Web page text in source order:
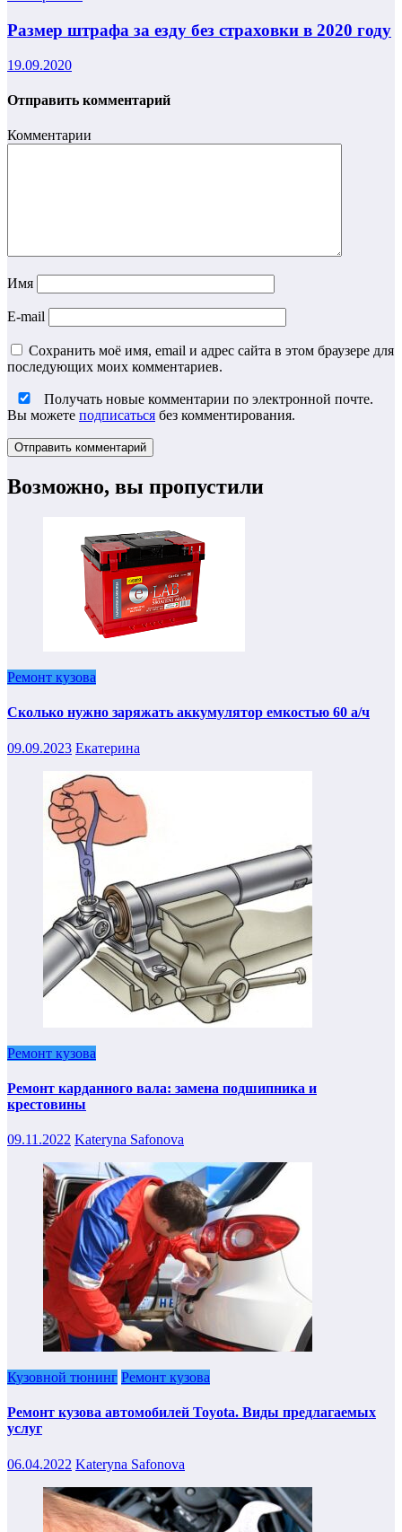
Размер штрафа за езду без страховки в 2020 году
19.09.2020
Отправить комментарий
Комментарии
Имя
E-mail
Сохранить моё имя, email и адрес сайта в этом браузере для
последующих моих комментариев.
Получать новые комментарии по электронной почте.
Вы можете подписаться без комментирования.
Возможно, вы пропустили
Ремонт кузова
Сколько нужно заряжать аккумулятор емкостью 60 а/ч
09.09.2023 Екатерина
Ремонт кузова
Ремонт карданного вала: замена подшипника и
крестовины
09.11.2022 Kateryna Safonova
Кузовной тюнинг Ремонт кузова
Ремонт кузова автомобилей Toyota. Виды предлагаемых
услуг
06.04.2022 Kateryna Safonova